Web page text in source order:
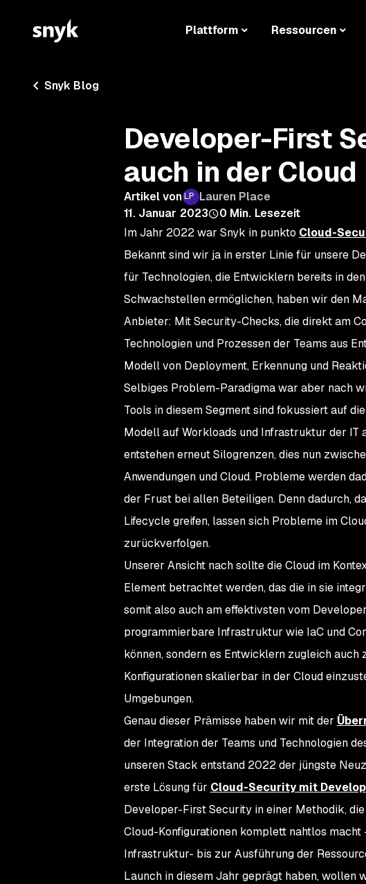
Plattform Ressourcen
Snyk Blog
Developer-First
auch in der Cloud
Artikel von
Lauren Place
11. Januar 2023
0 Min. Lesezeit
Im Jahr 2022 war Snyk in punkto Cloud-
Bekannt sind wir ja in erster Linie für unsere
für Technologien, die Entwicklern bereits in
Schwachstellen ermöglichen, haben wir den
Anbieter: Mit Security-Checks, die direkt am
Technologien und Prozessen der Teams aus
Modell von Deployment, Erkennung und
Selbiges Problem-Paradigma war aber nach
Tools in diesem Segment sind fokussiert auf
Modell auf Workloads und Infrastruktur der IT
entstehen erneut Silogrenzen, dies nun
Anwendungen und Cloud. Probleme werden
der Frust bei allen Beteiligen. Denn dadurch,
Lifecycle greifen, lassen sich Probleme im
zurückverfolgen.
Unserer Ansicht nach sollte die Cloud im
Element betrachtet werden, das die in sie
somit also auch am effektivsten vom
programmierbare Infrastruktur wie IaC und
können, sondern es Entwicklern zugleich
Konfigurationen skalierbar in der Cloud
Umgebungen.
Genau dieser Prämisse haben wir mit der
der Integration der Teams und Technologien
unseren Stack entstand 2022 der jüngste
erste Lösung für Cloud-Security mit
Developer-First Security in einer Methodik,
Cloud-Konfigurationen komplett nahtlos
Infrastruktur- bis zur Ausführung der
Launch in diesem Jahr geprägt haben, wollen